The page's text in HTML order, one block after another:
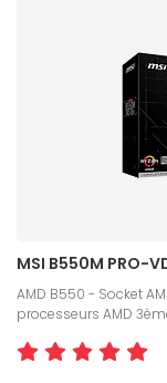
MSI B550M PRO-
AMD B550 - Socket
processeurs AMD